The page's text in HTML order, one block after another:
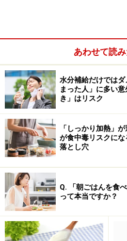
あわせて読
水分補給だけでは
まった人」に多い
き」はリスク
「しっかり加熱」
が食中毒リスクに
落とし穴
Q. 「朝ごはんを食
って本当ですか？